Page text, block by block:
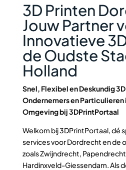
3D Printen
Jouw Partner
Innovatieve
de Oudste
Holland
Snel, Flexibel en Deskundig
Ondernemers en Particulieren
Omgeving bij 3DPrintPortaal
Welkom bij 3DPrintPortaal, dé
services voor Dordrecht en de
zoals Zwijndrecht,
Hardinxveld-Giessendam. Als